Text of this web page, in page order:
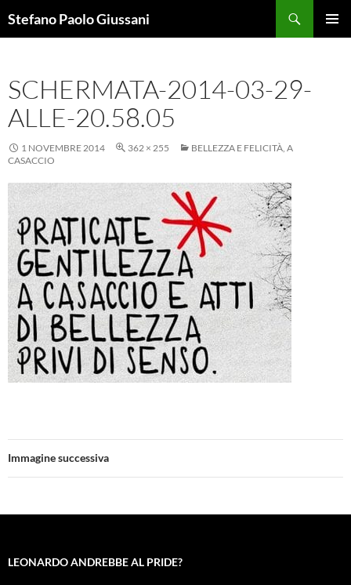
alStefano Paolo Giussani
SCHERMATA-2014-03-29-
ALLE-20.58.05
1 NOVEMBRE 2014 362 × 255
BELLEZZA E FELICITÀ, A
CASACCIO
Immagine successiva
LEONARDO ANDREBBE AL PRIDE?